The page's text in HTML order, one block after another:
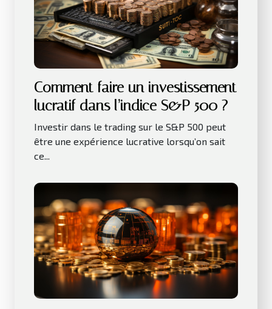
Comment faire un investissement
lucratif dans l’indice S&P 500 ?
Investir dans le trading sur le S&P 500 peut
être une expérience lucrative lorsqu’on sait
ce...